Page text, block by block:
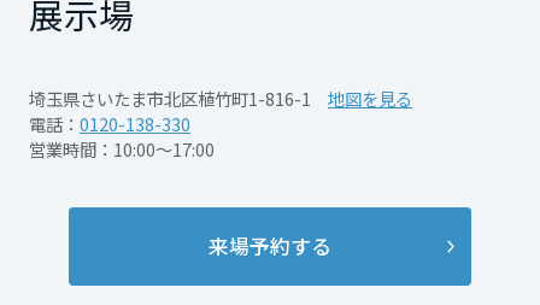
中古住宅検索
企業不動産活用（CRE）戦略
社宅建築
医療・介護・子育て・障がい福祉施設
これから土地活用・賃貸経営をご検討の方
土地活用の基礎から長期安定経営を目指すオーナー様まで、賃貸経営
ホテル・旅館リフォーム
建築再生事業
事業用売買
アフターメンテナンス
ご相談窓口
お客様センター
MISAWAについて
ミサワホームグループ
IR情報
SDGs
展示場
埼玉県さいたま市北区植竹町1-816-1
地図を見る
電話： 0120-138-330
営業時間：10:00～17:00
来場予約する
秋田県
山形県
福島県
関東
よい空間
住空間
・実際に暮らしているからこそ分かるリアル
・高さを活かした伸びやかなLDK空間
現
・実際に住んで感じた「こうして良かった」